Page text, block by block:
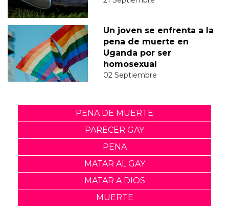
Un joven se enfrenta a la
pena de muerte en
Uganda por ser
homosexual
02 Septiembre
PENA DE MUERTE
PARECER GAY
PENA
MATAR AL GAY
MATAR A DIOS
MUERTE